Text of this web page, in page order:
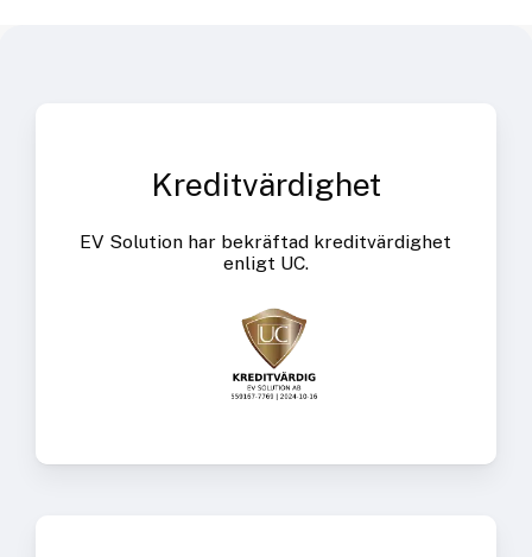
Kreditvärdighet
EV Solution har bekräftad kreditvärdighet
enligt UC.